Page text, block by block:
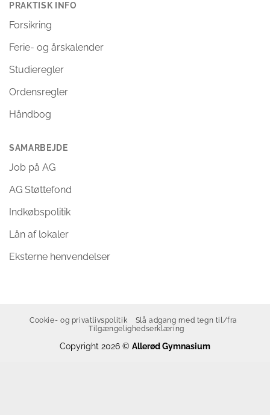
PRAKTISK INFO
Forsikring
Ferie- og årskalender
Studieregler
Ordensregler
Håndbog
SAMARBEJDE
Job på AG
AG Støttefond
Indkøbspolitik
Lån af lokaler
Eksterne henvendelser
Cookie- og privatlivspolitik
Slå adgang med tegn til/fra
Tilgængelighedserklæring
Copyright 2026 © Allerød Gymnasium